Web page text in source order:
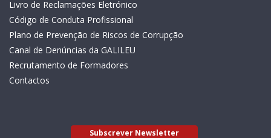
Livro de Reclamações Eletrónico
Código de Conduta Profissional
Plano de Prevenção de Riscos de Corrupção
Canal de Denúncias da GALILEU
Recrutamento de Formadores
Contactos
Subscrever Newsletter